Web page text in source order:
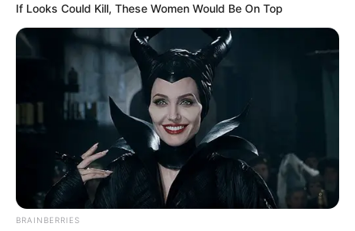
If Looks Could Kill, These Women Would Be On Top
BRAINBERRIES